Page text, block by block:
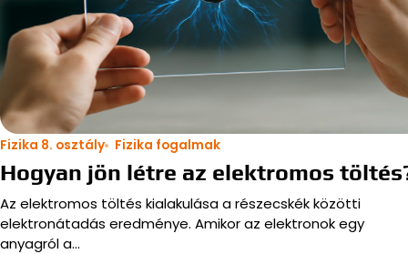
Fizika 8. osztály Fizika fogalmak
Hogyan jön létre az elektromos
Az elektromos töltés kialakulása a részecskék közötti
elektronátadás eredménye. Amikor az elektronok egy
anyagról a…